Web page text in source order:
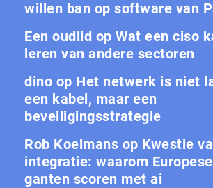
willen ban op software van
Een oudlid op Wat een ciso
leren van andere sectoren
dino op Het netwerk is niet
een kabel, maar een
beveiligingsstrategie
Rob Koelmans op Kwestie
integratie: waarom
gan­ten scoren met ai